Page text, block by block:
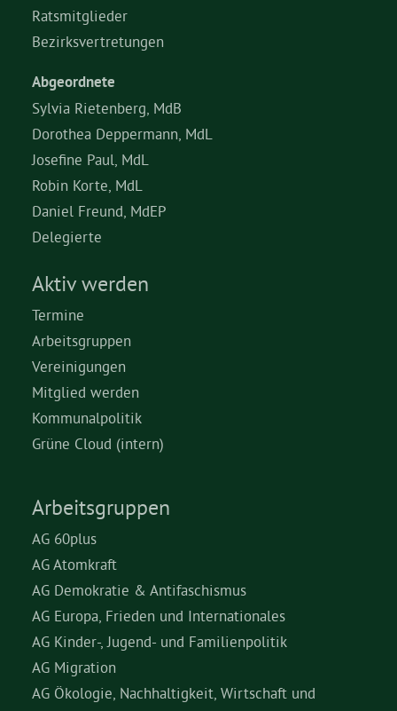
Ratsmitglieder
Bezirksvertretungen
Abgeordnete
Sylvia Rietenberg, MdB
Dorothea Deppermann, MdL
Josefine Paul, MdL
Robin Korte, MdL
Daniel Freund, MdEP
Delegierte
Aktiv werden
Termine
Arbeitsgruppen
Vereinigungen
Mitglied werden
Kommunalpolitik
Grüne Cloud (intern)
Arbeitsgruppen
AG 60plus
AG Atomkraft
AG Demokratie & Antifaschismus
AG Europa, Frieden und Internationales
AG Kinder-, Jugend- und Familienpolitik
AG Migration
AG Ökologie, Nachhaltigkeit, Wirtschaft und